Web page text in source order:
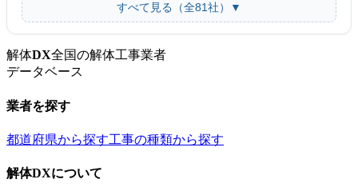
すべて見る（全81社）▼
解体DX全国の解体工事業者
データベース
業者を探す
都道府県から探す工事の種類から探す
解体DXについて